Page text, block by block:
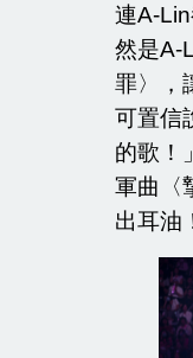
連A-Lin
然是A-
罪〉，
可置信
的歌！
軍曲〈
出耳油